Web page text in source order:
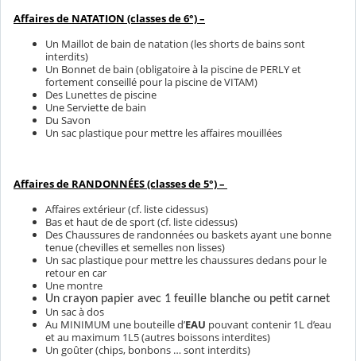
Affaires de NATATION (classes de 6°) –
Un Maillot de bain de natation (les shorts de bains sont
interdits)
Un Bonnet de bain (obligatoire à la piscine de PERLY et
fortement conseillé pour la piscine de VITAM)
Des Lunettes de piscine
Une Serviette de bain
Du Savon
Un sac plastique pour mettre les affaires mouillées
Affaires de RANDONNÉES (classes de 5°) –
Affaires extérieur (cf. liste cidessus)
Bas et haut de de sport (cf. liste cidessus)
Des Chaussures de randonnées ou baskets ayant une bonne
tenue (chevilles et semelles non lisses)
Un sac plastique pour mettre les chaussures dedans pour le
retour en car
Une montre
Un crayon papier avec 1 feuille blanche ou petit carnet
Un sac à dos
Au MINIMUM une bouteille d’EAU pouvant contenir 1L d’eau
et au maximum 1L5 (autres boissons interdites)
Un goûter (chips, bonbons … sont interdits)